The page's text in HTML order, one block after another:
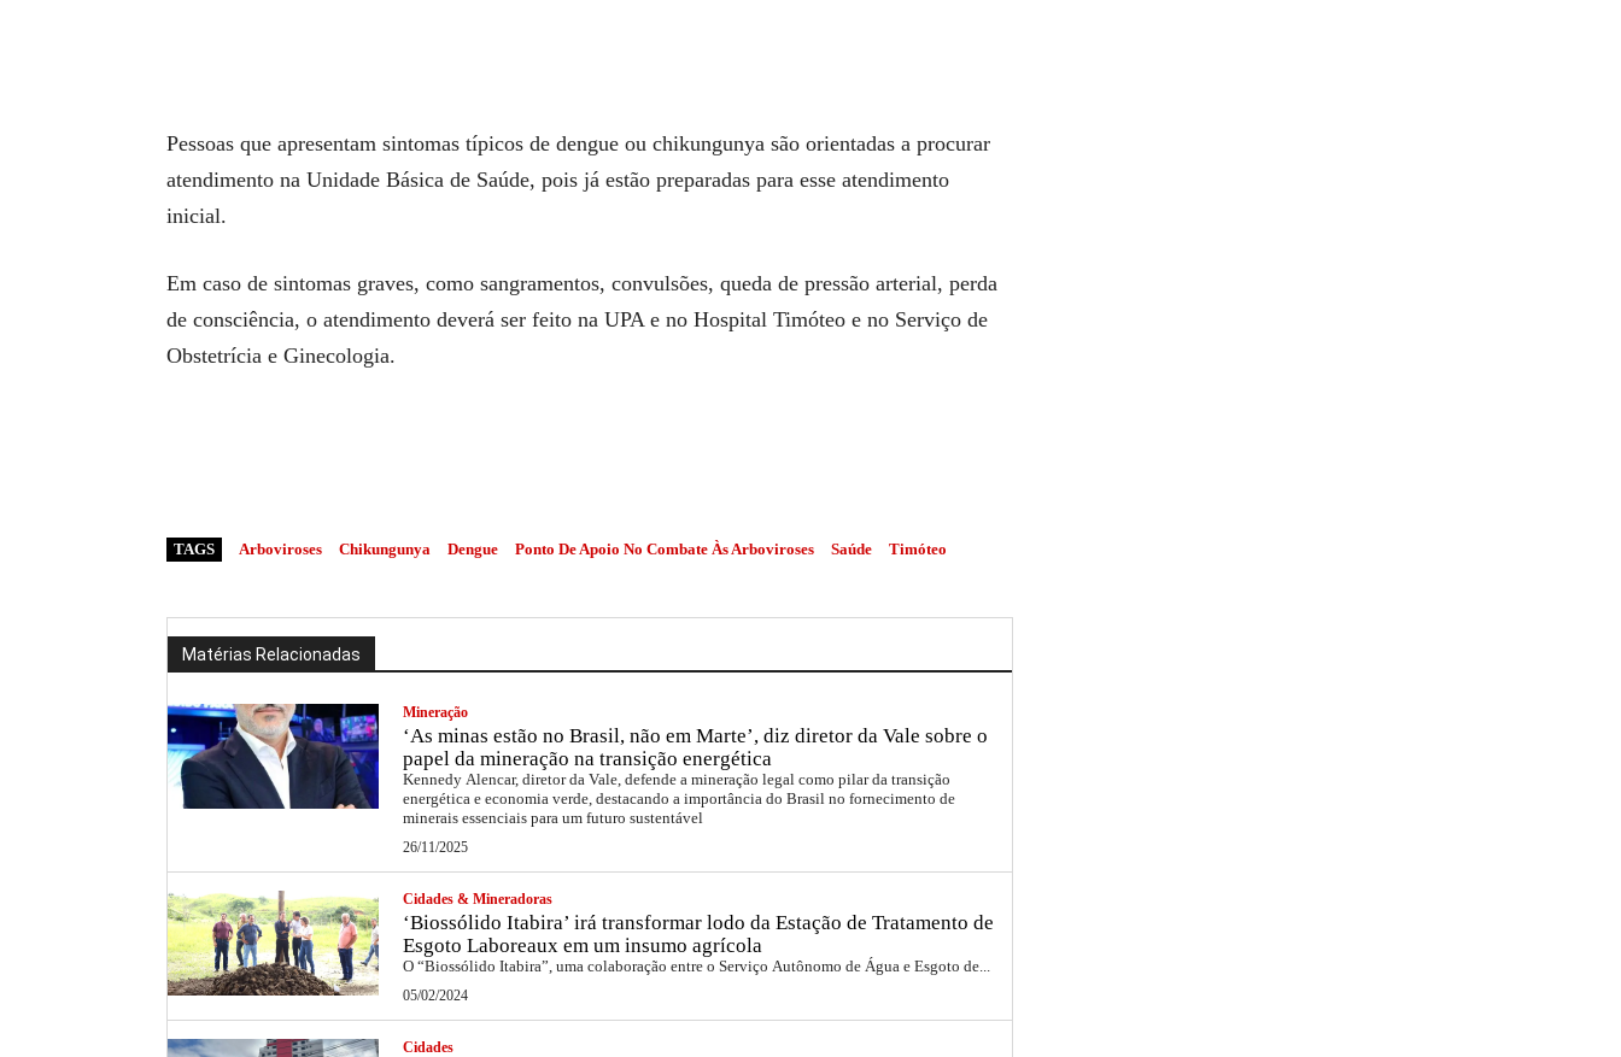
Pessoas que apresentam sintomas típicos de dengue ou chikungunya são orientadas a procurar
atendimento na Unidade Básica de Saúde, pois já estão preparadas para esse atendimento
inicial.
Em caso de sintomas graves, como sangramentos, convulsões, queda de pressão arterial, perda
de consciência, o atendimento deverá ser feito na UPA e no Hospital Timóteo e no Serviço de
Obstetrícia e Ginecologia.
TAGS Arboviroses Chikungunya Dengue Ponto De Apoio No Combate Às Arboviroses Saúde Timóteo
Matérias Relacionadas
Mineração
‘As minas estão no Brasil, não em Marte’, diz diretor da Vale sobre o
papel da mineração na transição energética
Kennedy Alencar, diretor da Vale, defende a mineração legal como pilar da transição
energética e economia verde, destacando a importância do Brasil no fornecimento de
minerais essenciais para um futuro sustentável
26/11/2025
Cidades & Mineradoras
‘Biossólido Itabira’ irá transformar lodo da Estação de Tratamento de
Esgoto Laboreaux em um insumo agrícola
O “Biossólido Itabira”, uma colaboração entre o Serviço Autônomo de Água e Esgoto de...
05/02/2024
Cidades